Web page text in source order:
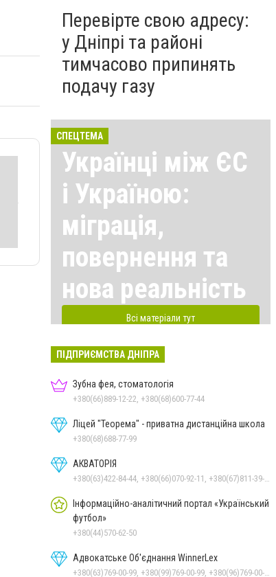
Перевірте свою адресу:
у Дніпрі та районі
тимчасово припинять
подачу газу
СПЕЦТЕМА
Українці між ЄС
і Україною:
міграція,
повернення та
нова реальність
Всі матеріали тут
ПІДПРИЄМСТВА ДНІПРА
Зубна фея, стоматологія
+380(66)889-12-22, +380(68)600-77-44
Ліцей "Теорема" - приватна дистанційна школа
+380(68)688-77-99
АКВАТОРІЯ
Інформаційно-аналітичний портал «Український
футбол»
+380(44)570-62-50
Адвокатське Об'єднання WinnerLex